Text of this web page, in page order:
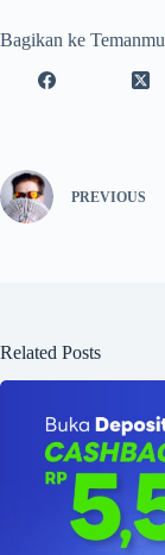
Bagikan ke Temanmu
PREVIOUS
Related Posts